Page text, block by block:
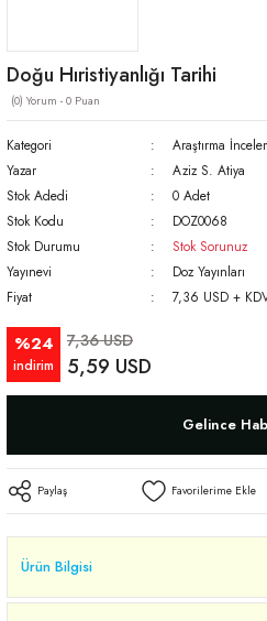
Doğu Hıristiyanlığı Tarihi
(0) Yorum - 0 Puan
Kategori
Araştırma
Yazar
Aziz S. Atiya
Stok Adedi
0 Adet
Stok Kodu
DOZ0068
Stok Durumu
Stok Sorunuz
Yayınevi
Doz Yayınları
Fiyat
7,36 USD +
%24
indirim
7,36 USD
5,59 USD
Gelince
Paylaş
Ürün Bilgisi